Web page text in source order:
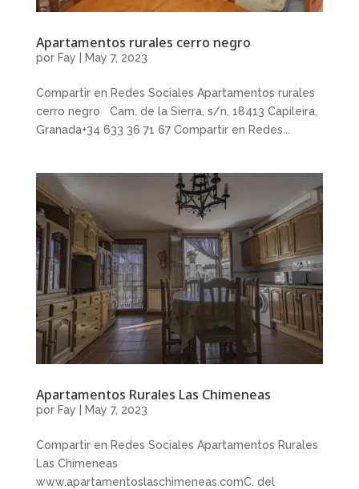
Apartamentos rurales cerro negro
por Fay May 7, 2023
Compartir en Redes Sociales Apartamentos rurales
cerro negro Cam. de la Sierra, s/n, 18413 Capileira,
Granada+34 633 36 71 67 Compartir en Redes...
Apartamentos Rurales Las Chimeneas
por Fay May 7, 2023
Compartir en Redes Sociales Apartamentos Rurales
Las Chimeneas
www.apartamentoslaschimeneas.comC. del